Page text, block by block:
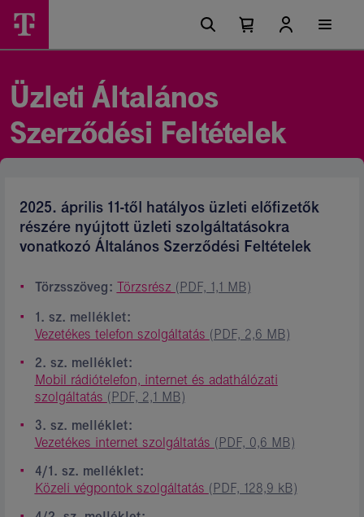
Üzleti
szolgáltatások
Szerződési
Feltételek
Főmenü
lehetőségek
Kosárban
Kosár
Üzleti Általános
Szerződési Feltételek
2025. április 11-től hatályos üzleti előfizetők
részére nyújtott üzleti szolgáltatásokra
vonatkozó Általános Szerződési Feltételek
Törzsszöveg: Törzsrész (PDF, 1,1 MB)
1. sz. melléklet:
Vezetékes telefon szolgáltatás (PDF, 2,6 MB)
2. sz. melléklet:
Mobil rádiótelefon, internet és adathálózati
szolgáltatás (PDF, 2,1 MB)
3. sz. melléklet:
Vezetékes internet szolgáltatás (PDF, 0,6 MB)
4/1. sz. melléklet:
Közeli végpontok szolgáltatás (PDF, 128,9 kB)